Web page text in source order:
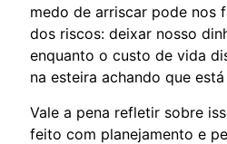
medo de arriscar pode nos
dos riscos: deixar nosso
enquanto o custo de vida
na esteira achando que
Vale a pena refletir sobre
feito com planejamento e